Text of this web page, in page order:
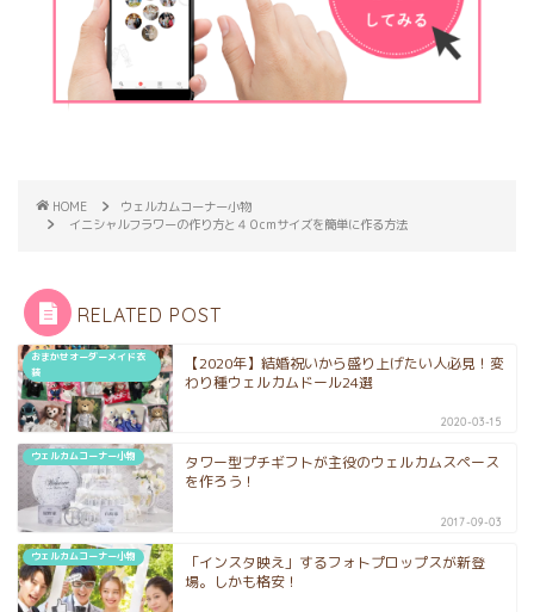
HOME
ウェルカムコーナー小物
イニシャルフラワーの作り方と４０cmサイズを簡単に作る方法
RELATED POST
おまかせオーダーメイド衣
装
【2020年】結婚祝いから盛り上げたい人必見！変
わり種ウェルカムドール24選
2020-03-15
ウェルカムコーナー小物
タワー型プチギフトが主役のウェルカムスペース
を作ろう！
2017-09-03
ウェルカムコーナー小物
「インスタ映え」するフォトプロップスが新登
場。しかも格安！